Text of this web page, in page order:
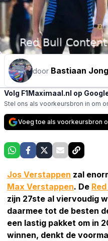
door Bastiaan
Volg F1Maximaal.nl op
Stel ons als voorkeursbron in om
Voeg toe als voorkeursbron
Jos Verstappen zal
Max Verstappen. De
zijn 27ste al viervoudig
daarmee tot de besten
een lastig pakket om in
winnen, denkt de